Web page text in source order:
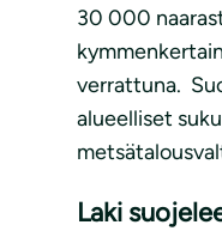
30 000
verrattuna.
alueelliset
Laki